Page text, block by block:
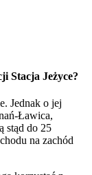
Stacja Jeżyce?
Jednak o jej
Ławica,
stąd do 25
na zachód